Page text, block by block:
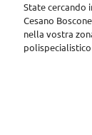
State cercando
Cesano
nella vostra
polispecialistico